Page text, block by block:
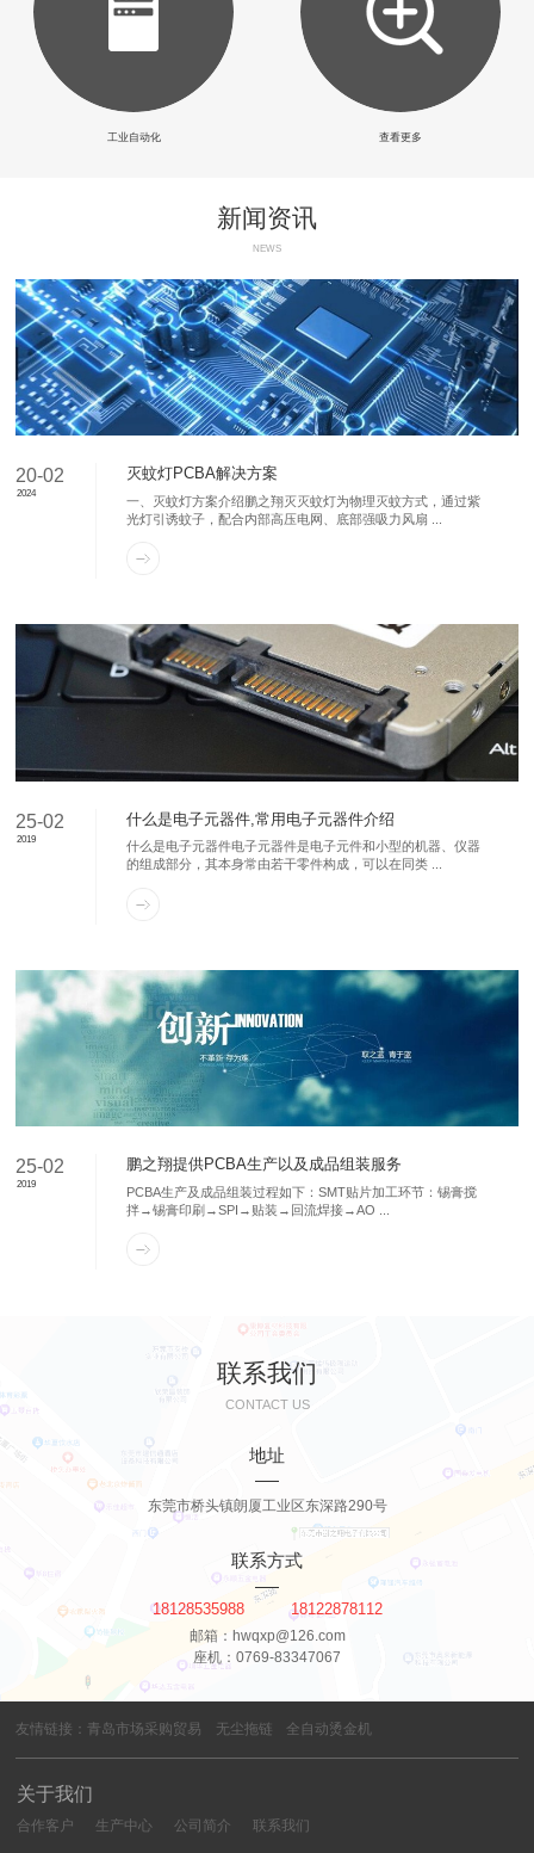
工业自动化 查看更多
新闻资讯
NEWS
20-02
2024
灭蚊灯PCBA解决方案
一、灭蚊灯方案介绍鹏之翔灭灭蚊灯为物理灭蚊方式，通过紫
光灯引诱蚊子，配合内部高压电网、底部强吸力风扇 ...
25-02
2019
什么是电子元器件,常用电子元器件介绍
什么是电子元器件电子元器件是电子元件和小型的机器、仪器
的组成部分，其本身常由若干零件构成，可以在同类 ...
25-02
2019
鹏之翔提供PCBA生产以及成品组装服务
PCBA生产及成品组装过程如下：SMT贴片加工环节：锡膏搅
拌→锡膏印刷→SPI→贴装→回流焊接→AO ...
联系我们
CONTACT US
地址
东莞市桥头镇朗厦工业区东深路290号
联系方式
18128535988 18122878112
邮箱：hwqxp@126.com
座机：0769-83347067
友情链接：青岛市场采购贸易 无尘拖链 全自动烫金机
关于我们
合作客户 生产中心 公司简介 联系我们